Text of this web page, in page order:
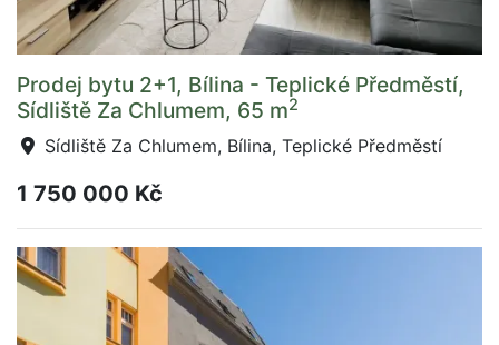
Prodej bytu 2+1, Bílina - Teplické Předměstí,
Sídliště Za Chlumem, 65 m2
Sídliště Za Chlumem, Bílina, Teplické Předměstí
1 750 000 Kč